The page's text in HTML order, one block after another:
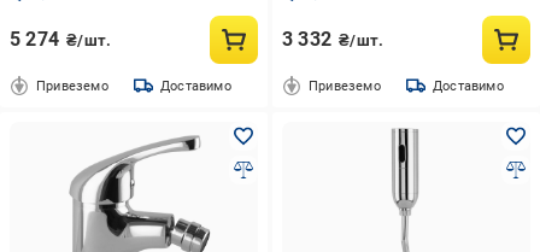
5 274 ₴/шт.
Привеземо Доставимо
3 332 ₴/шт.
Привеземо Доставимо